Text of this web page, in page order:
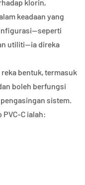
klorin,
keadaan yang
utiliti—ia direka
bentuk, termasuk
boleh berfungsi
sistem.
C ialah: